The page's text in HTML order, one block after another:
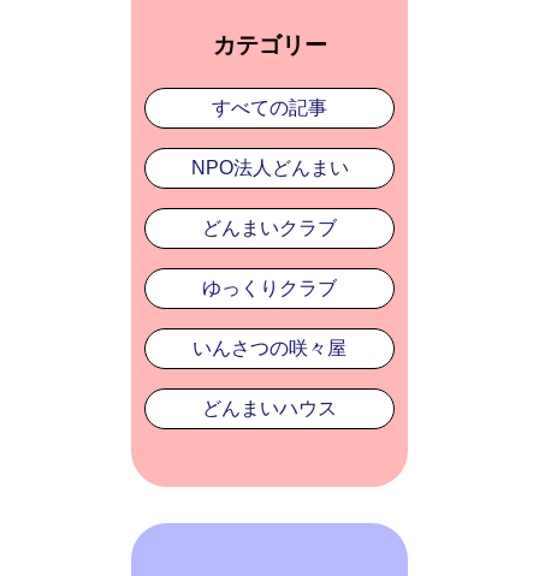
カテゴリー
すべての記事
NPO法人どんまい
どんまいクラブ
ゆっくりクラブ
いんさつの咲々屋
どんまいハウス